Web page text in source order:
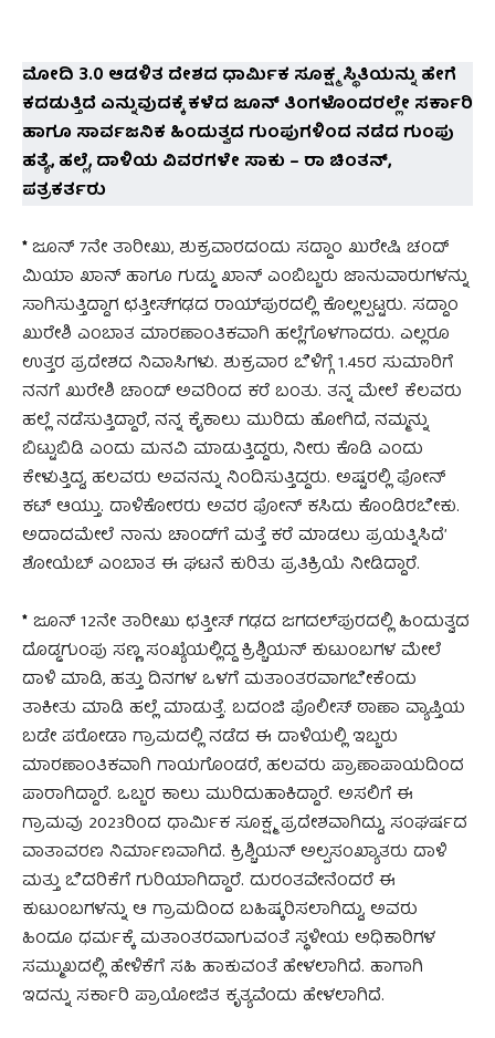
ಮೋದಿ 3.0 ಆಡಳಿತ ದೇಶದ ಧಾರ್ಮಿಕ ಸೂಕ್ಷ್ಮ ಸ್ಥಿತಿಯನ್ನು ಹೇಗೆ
ಕದಡುತ್ತಿದೆ ಎನ್ನುವುದಕ್ಕೆ ಕಳೆದ ಜೂನ್ ತಿಂಗಳೊಂದರಲ್ಲೇ ಸರ್ಕಾರಿ
ಹಾಗೂ ಸಾರ್ವಜನಿಕ ಹಿಂದುತ್ವದ ಗುಂಪುಗಳಿಂದ ನಡೆದ ಗುಂಪು
ಹತ್ಯೆ, ಹಲ್ಲೆ, ದಾಳಿಯ ವಿವರಗಳೇ ಸಾಕು – ರಾ ಚಿಂತನ್‌,
ಪತ್ರಕರ್ತರು
*ಜೂನ್ 7ನೇ ತಾರೀಖು, ಶುಕ್ರವಾರದಂದು ಸದ್ದಾಂ ಖುರೇಷಿ ಚಂದ್
ಮಿಯಾ ಖಾನ್ ಹಾಗೂ ಗುಡ್ಡು ಖಾನ್ ಎಂಬಿಬ್ಬರು ಜಾನುವಾರುಗಳನ್ನು
ಸಾಗಿಸುತ್ತಿದ್ದಾಗ ಛತ್ತೀಸ್‌ಗಢದ ರಾಯ್‌ಪುರದಲ್ಲಿ ಕೊಲ್ಲಲ್ಪಟ್ಟರು. ಸದ್ದಾಂ
ಖುರೇಶಿ ಎಂಬಾತ ಮಾರಣಾಂತಿಕವಾಗಿ ಹಲ್ಲೆಗೊಳಗಾದರು. ಎಲ್ಲರೂ
ಉತ್ತರ ಪ್ರದೇಶದ ನಿವಾಸಿಗಳು. ಶುಕ್ರವಾರ ಬೆಳಿಗ್ಗೆ 1.45ರ ಸುಮಾರಿಗೆ
ನನಗೆ ಖುರೇಶಿ ಚಾಂದ್ ಅವರಿಂದ ಕರೆ ಬಂತು. ತನ್ನ ಮೇಲೆ ಕೆಲವರು
ಹಲ್ಲೆ ನಡೆಸುತ್ತಿದ್ದಾರೆ, ನನ್ನ ಕೈಕಾಲು ಮುರಿದು ಹೋಗಿದೆ, ನಮ್ಮನ್ನು
ಬಿಟ್ಟುಬಿಡಿ ಎಂದು ಮನವಿ ಮಾಡುತ್ತಿದ್ದರು, ನೀರು ಕೊಡಿ ಎಂದು
ಕೇಳುತ್ತಿದ್ದ, ಹಲವರು ಅವನನ್ನು ನಿಂದಿಸುತ್ತಿದ್ದರು. ಅಷ್ಟರಲ್ಲಿ ಫೋನ್
ಕಟ್ ಆಯ್ತು. ದಾಳಿಕೋರರು ಅವರ ಫೋನ್ ಕಸಿದು ಕೊಂಡಿರಬೇಕು.
ಅದಾದಮೇಲೆ ನಾನು ಚಾಂದ್‌ಗೆ ಮತ್ತೆ ಕರೆ ಮಾಡಲು ಪ್ರಯತ್ನಿಸಿದೆ’
ಶೋಯೆಬ್ ಎಂಬಾತ ಈ ಘಟನೆ ಕುರಿತು ಪ್ರತಿಕ್ರಿಯೆ ನೀಡಿದ್ದಾರೆ.
*ಜೂನ್ 12ನೇ ತಾರೀಖು ಛತ್ತೀಸ್ ಗಢದ ಜಗದಲ್‌ಪುರದಲ್ಲಿ ಹಿಂದುತ್ವದ
ದೊಡ್ಡಗುಂಪು ಸಣ್ಣ ಸಂಖ್ಯೆಯಲ್ಲಿದ್ದ ಕ್ರಿಶ್ಚಿಯನ್ ಕುಟುಂಬಗಳ ಮೇಲೆ
ದಾಳಿ ಮಾಡಿ, ಹತ್ತು ದಿನಗಳ ಒಳಗೆ ಮತಾಂತರವಾಗಬೇಕೆಂದು
ತಾಕೀತು ಮಾಡಿ ಹಲ್ಲೆ ಮಾಡುತ್ತೆ. ಬದಂಜಿ ಪೊಲೀಸ್ ಠಾಣಾ ವ್ಯಾಪ್ತಿಯ
ಬಡೇ ಪರೋಡಾ ಗ್ರಾಮದಲ್ಲಿ ನಡೆದ ಈ ದಾಳಿಯಲ್ಲಿ ಇಬ್ಬರು
ಮಾರಣಾಂತಿಕವಾಗಿ ಗಾಯಗೊಂಡರೆ, ಹಲವರು ಪ್ರಾಣಾಪಾಯದಿಂದ
ಪಾರಾಗಿದ್ದಾರೆ. ಒಬ್ಬರ ಕಾಲು ಮುರಿದುಹಾಕಿದ್ದಾರೆ. ಅಸಲಿಗೆ ಈ
ಗ್ರಾಮವು 2023ರಿಂದ ಧಾರ್ಮಿಕ ಸೂಕ್ಷ್ಮ ಪ್ರದೇಶವಾಗಿದ್ದು, ಸಂಘರ್ಷದ
ವಾತಾವರಣ ನಿರ್ಮಾಣವಾಗಿದೆ. ಕ್ರಿಶ್ಚಿಯನ್ ಅಲ್ಪಸಂಖ್ಯಾತರು ದಾಳಿ
ಮತ್ತು ಬೆದರಿಕೆಗೆ ಗುರಿಯಾಗಿದ್ದಾರೆ. ದುರಂತವೇನೆಂದರೆ ಈ
ಕುಟುಂಬಗಳನ್ನು ಆ ಗ್ರಾಮದಿಂದ ಬಹಿಷ್ಕರಿಸಲಾಗಿದ್ದು, ಅವರು
ಹಿಂದೂ ಧರ್ಮಕ್ಕೆ ಮತಾಂತರವಾಗುವಂತೆ ಸ್ಥಳೀಯ ಅಧಿಕಾರಿಗಳ
ಸಮ್ಮುಖದಲ್ಲಿ ಹೇಳಿಕೆಗೆ ಸಹಿ ಹಾಕುವಂತೆ ಹೇಳಲಾಗಿದೆ. ಹಾಗಾಗಿ
ಇದನ್ನು ಸರ್ಕಾರಿ ಪ್ರಾಯೋಜಿತ ಕೃತ್ಯವೆಂದು ಹೇಳಲಾಗಿದೆ.